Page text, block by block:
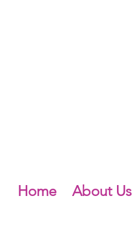
Home About Us